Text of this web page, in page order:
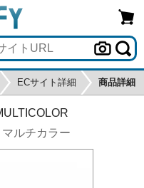
ECサイト詳細 商品詳細
ルチカラー